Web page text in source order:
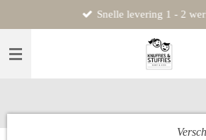
direct
naar
Snelle levering 1 - 2